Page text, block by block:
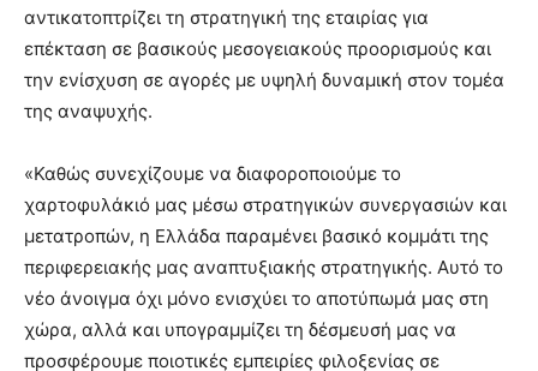
αντικατοπτρίζει τη στρατηγική της εταιρίας για
επέκταση σε βασικούς μεσογειακούς προορισμούς και
την ενίσχυση σε αγορές με υψηλή δυναμική στον τομέα
της αναψυχής.
«Καθώς συνεχίζουμε να διαφοροποιούμε το
χαρτοφυλάκιό μας μέσω στρατηγικών συνεργασιών και
μετατροπών, η Ελλάδα παραμένει βασικό κομμάτι της
περιφερειακής μας αναπτυξιακής στρατηγικής. Αυτό το
νέο άνοιγμα όχι μόνο ενισχύει το αποτύπωμά μας στη
χώρα, αλλά και υπογραμμίζει τη δέσμευσή μας να
προσφέρουμε ποιοτικές εμπειρίες φιλοξενίας σε